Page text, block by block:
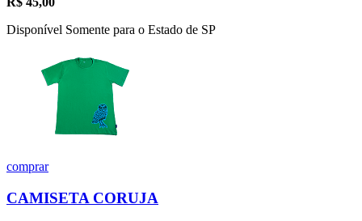
Disponível Somente para o Estado de SP
comprar
CAMISETA CORUJA